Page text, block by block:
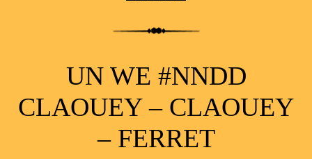
UN WE #NNDD
CLAOUEY – CLAOUEY
– FERRET